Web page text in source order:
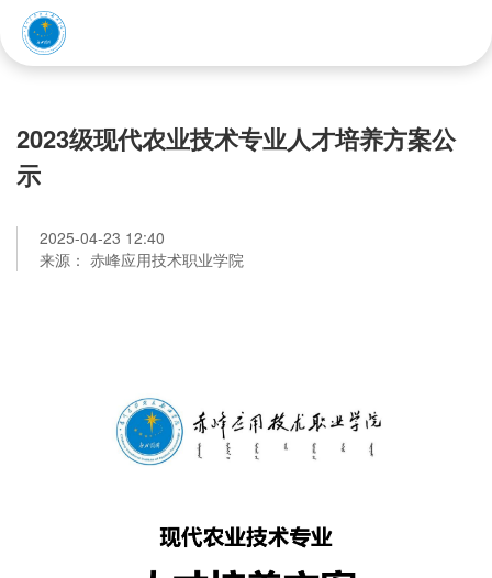
2023级现代农业技术专业人才培养方案公
示
2025-04-23 12:40
来源： 赤峰应用技术职业学院